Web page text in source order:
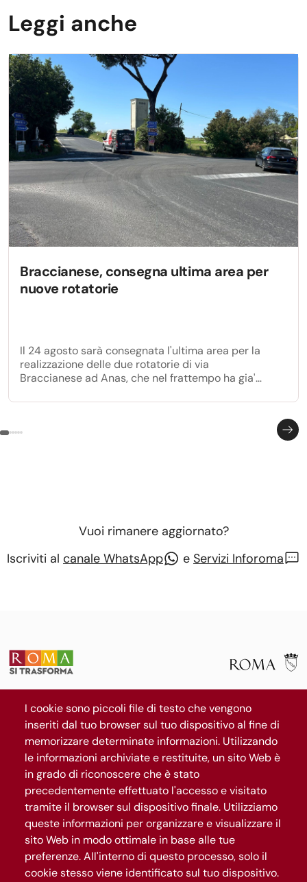
Leggi anche
Braccianese, consegna ultima area per
nuove rotatorie
Il 24 agosto sarà consegnata l'ultima area per la
realizzazione delle due rotatorie di via
Braccianese ad Anas, che nel frattempo ha gia'
rotatoria all'incrocio con via Anguillarese.
Vuoi rimanere aggiornato?
Iscriviti al canale WhatsApp e Servizi Inforoma
La mappa
Il progetto
News
Segui Roma Capitale
Iscriviti al canale WhatsApp
I cookie sono piccoli file di testo che vengono
inseriti dal tuo browser sul tuo dispositivo al fine di
memorizzare determinate informazioni. Utilizzando
le informazioni archiviate e restituite, un sito Web è
in grado di riconoscere che è stato
precedentemente effettuato l'accesso e visitato
tramite il browser sul dispositivo finale. Utilizziamo
queste informazioni per organizzare e visualizzare il
sito Web in modo ottimale in base alle tue
preferenze. All'interno di questo processo, solo il
cookie stesso viene identificato sul tuo dispositivo.